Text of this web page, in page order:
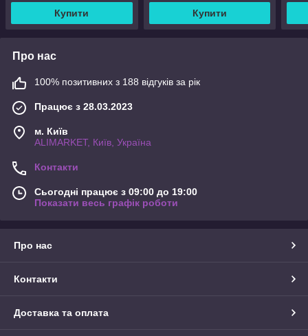
Купити Купити
Про нас
100% позитивних з 188 відгуків за рік
Працює з 28.03.2023
м. Київ
ALIMARKET, Київ, Україна
Контакти
Сьогодні працює з 09:00 до 19:00
Показати весь графік роботи
Про нас
Контакти
Доставка та оплата